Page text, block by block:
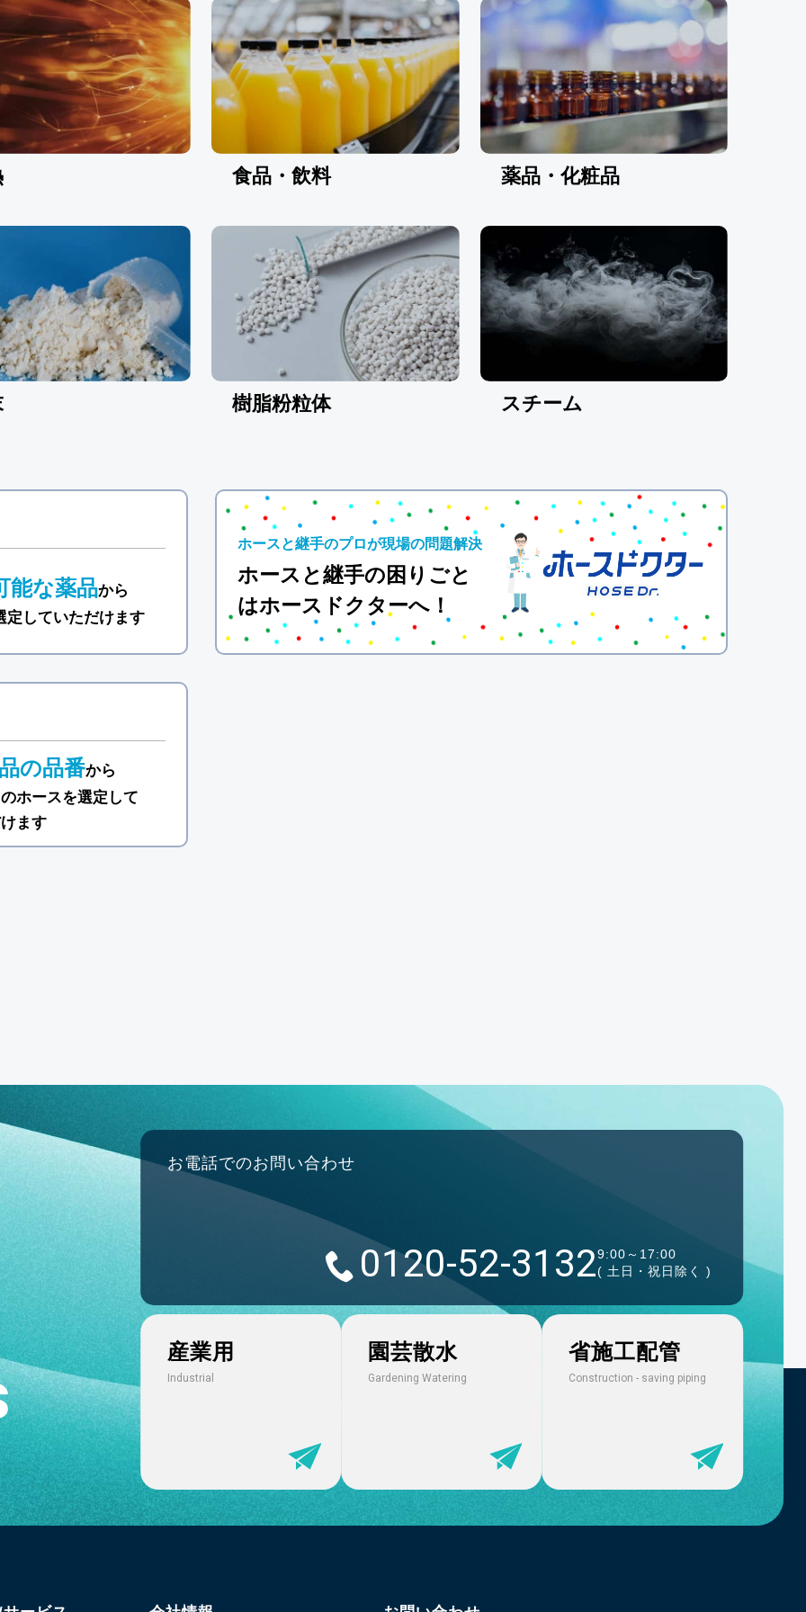
食品・飲料 薬品・化粧品
樹脂粉粒体 スチーム
能な薬品から
定していただけます
ホースと継手のプロが現場の問題解決
ホースと継手の困りごと
はホースドクターへ！
の品番から
ホースを選定して
ます
お電話でのお問い合わせ
0120-52-31329:00～17:00
( 土日・祝日除く )
産業用
Industrial
園芸散水
Gardening Watering
省施工配管
Construction - saving piping